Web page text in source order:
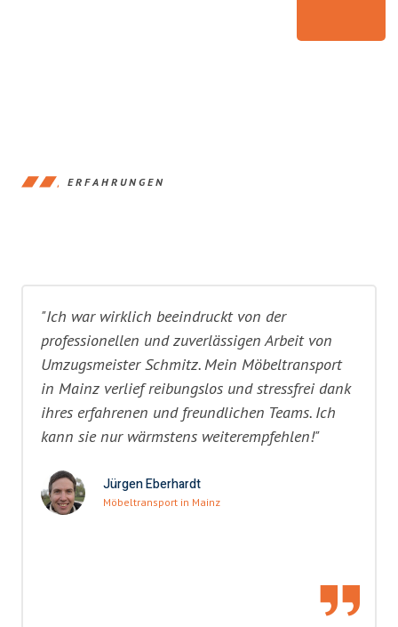
ERFAHRUNGEN
"Ich war wirklich beeindruckt von der
professionellen und zuverlässigen Arbeit von
Umzugsmeister Schmitz. Mein Möbeltransport
in Mainz verlief reibungslos und stressfrei dank
ihres erfahrenen und freundlichen Teams. Ich
kann sie nur wärmstens weiterempfehlen!"
Jürgen Eberhardt
Möbeltransport in Mainz